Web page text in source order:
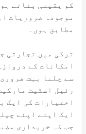
کو یقینی بناتے
موجودہ ضروریات
مطابق ہوں۔
ترکی میں تجارتی
امکانات کے
سے چلنا بہت
رئیل اسٹیٹ
اختیارات کی ایک
ایک اپنے اپنے
جب کہ خریداری